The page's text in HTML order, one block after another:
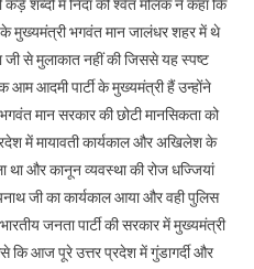
शब्दों में निंदा की श्वेत मलिक ने कहा कि
मुख्यमंत्री भगवंत मान जालंधर शहर में थे
से मुलाकात नहीं की जिससे यह स्पष्ट
आम आदमी पार्टी के मुख्यमंत्री हैं उन्होंने
मान सरकार की छोटी मानसिकता को
में मायावती कार्यकाल और अखिलेश के
था और कानून व्यवस्था की रोज धज्जियां
जी का कार्यकाल आया और वही पुलिस
जनता पार्टी की सरकार में मुख्यमंत्री
कि आज पूरे उत्तर प्रदेश में गुंडागर्दी और